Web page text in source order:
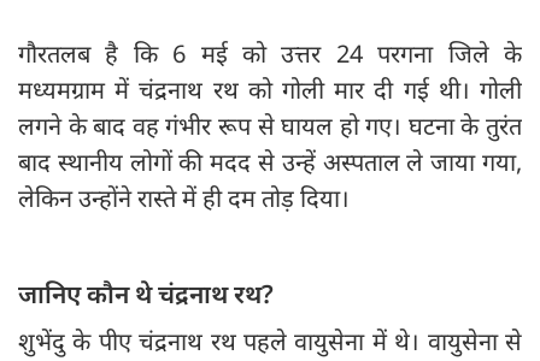
गौरतलब है कि 6 मई को उत्तर 24 परगना जिले के
मध्यमग्राम में चंद्रनाथ रथ को गोली मार दी गई थी। गोली
लगने के बाद वह गंभीर रूप से घायल हो गए। घटना के तुरंत
बाद स्थानीय लोगों की मदद से उन्हें अस्पताल ले जाया गया,
लेकिन उन्होंने रास्ते में ही दम तोड़ दिया।
जानिए कौन थे चंद्रनाथ रथ?
शुभेंदु के पीए चंद्रनाथ रथ पहले वायुसेना में थे। वायुसेना से